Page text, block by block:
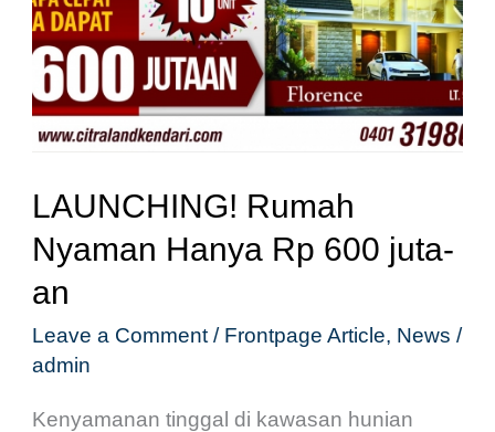
LAUNCHING! Rumah
Nyaman Hanya Rp 600 juta-
an
Leave a Comment / Frontpage Article, News /
admin
Kenyamanan tinggal di kawasan hunian
Hanya
Rp
600
juta-